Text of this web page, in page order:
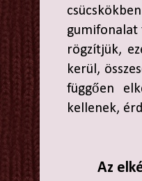
gumifonalat
rögzítjük,
kerül,
függően
kellenek,
Az